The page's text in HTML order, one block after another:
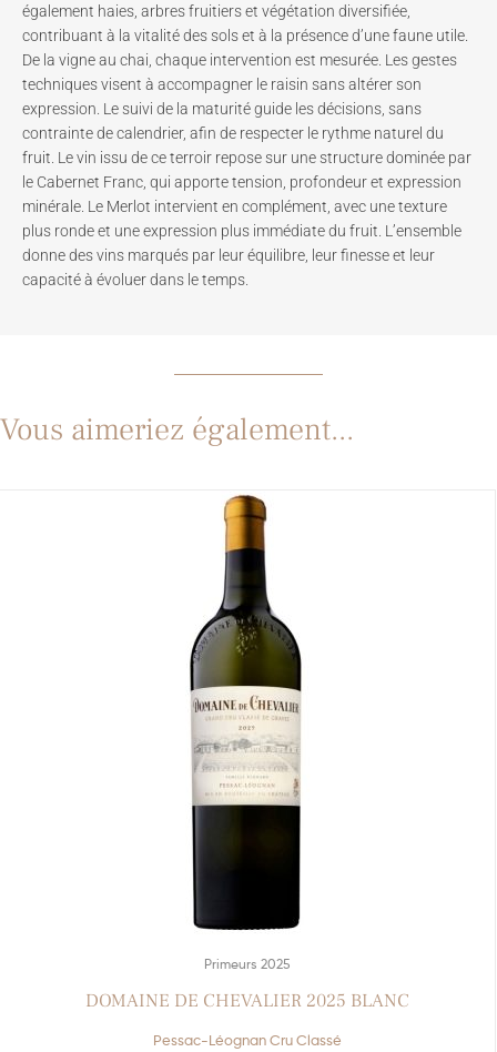
également haies, arbres fruitiers et végétation diversifiée,
contribuant à la vitalité des sols et à la présence d’une faune utile.
De la vigne au chai, chaque intervention est mesurée. Les gestes
techniques visent à accompagner le raisin sans altérer son
expression. Le suivi de la maturité guide les décisions, sans
contrainte de calendrier, afin de respecter le rythme naturel du
fruit. Le vin issu de ce terroir repose sur une structure dominée par
le Cabernet Franc, qui apporte tension, profondeur et expression
minérale. Le Merlot intervient en complément, avec une texture
plus ronde et une expression plus immédiate du fruit. L’ensemble
donne des vins marqués par leur équilibre, leur finesse et leur
capacité à évoluer dans le temps.
Vous aimeriez également...
Primeurs 2025
DOMAINE DE CHEVALIER 2025 BLANC
Pessac-Léognan Cru Classé